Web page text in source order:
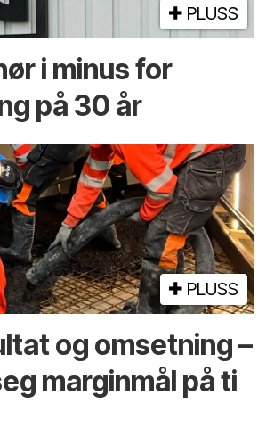
PLUSS
i minus for
på 30 år
PLUSS
og omsetning –
marginmål på ti